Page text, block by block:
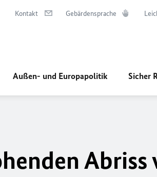
Kontakt Gebärdensprache
Außen- und Europapolitik Sicher
Abriss